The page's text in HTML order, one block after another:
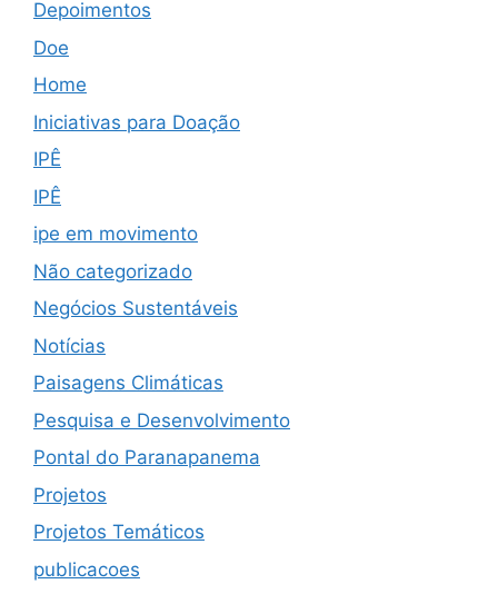
Depoimentos
Doe
Home
Iniciativas para Doação
IPÊ
IPÊ
ipe em movimento
Não categorizado
Negócios Sustentáveis
Notícias
Paisagens Climáticas
Pesquisa e Desenvolvimento
Pontal do Paranapanema
Projetos
Projetos Temáticos
publicacoes